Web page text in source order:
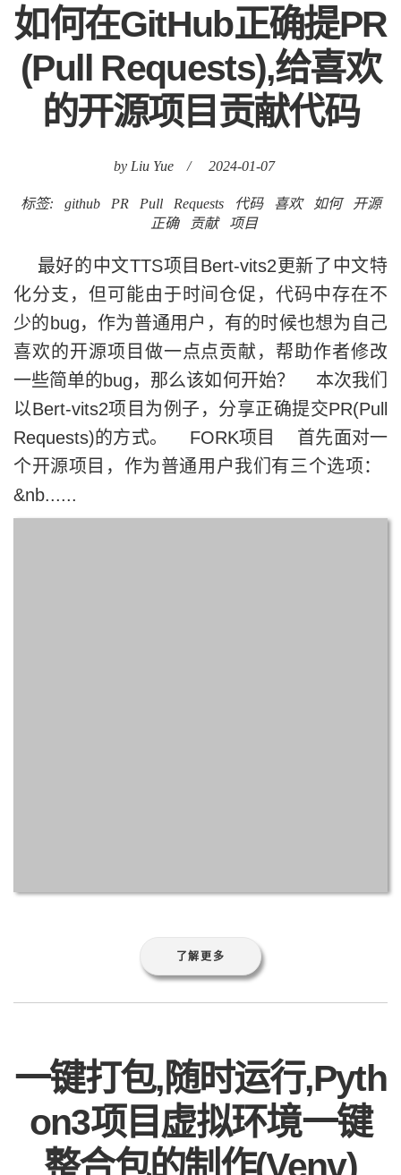
如何在GitHub正确提PR
(Pull Requests),给喜欢
的开源项目贡献代码
by Liu Yue / 2024-01-07
标签: github PR Pull Requests 代码 喜欢 如何
开源
正确
贡献 项目
最好的中文TTS项目Bert-vits2更新了中文特
化分支，但可能由于时间仓促，代码中存在不
少的bug，作为普通用户，有的时候也想为自己
喜欢的开源项目做一点点贡献，帮助作者修改
一些简单的bug，那么该如何开始？ 本次我们
以Bert-vits2项目为例子，分享正确提交PR(Pull
Requests)的方式。 FORK项目 首先面对一
个开源项目，作为普通用户我们有三个选项：
&nb......
了解更多
一键打包,随时运行,Pyth
on3项目虚拟环境一键
整合包的制作(Venv)